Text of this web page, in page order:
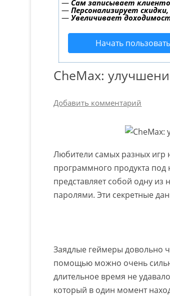
— Сам записывает
—Персонализирует
—Увеличивает
Начать
CheMax:
Добавить комментарий
Любители самых разных игр
программного продукта под
представляет собой одну
паролями. Эти секретные
Заядлые геймеры довольно
помощью можно очень
длительное время не
который в один момент